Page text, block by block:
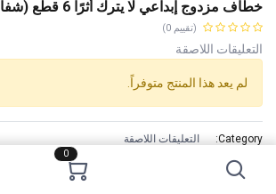
0
خطاف مزدوج إبداعي لا يترك أثرًا 6 قطع (شفاف)
(تقييم 0)
التعليقات اللاصقة
لم يعد هذا المنتج متوفراً.
Category:
التعليقات اللاصقة
الاستخدام :